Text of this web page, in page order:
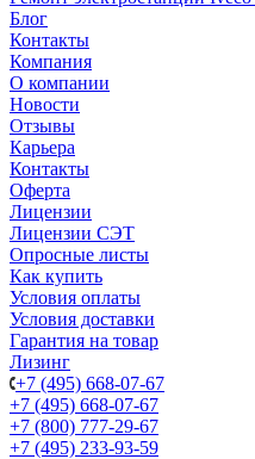
Блог
Контакты
Компания
О компании
Новости
Отзывы
Карьера
Контакты
Оферта
Лицензии
Лицензии СЭТ
Опросные листы
Как купить
Условия оплаты
Условия доставки
Гарантия на товар
Лизинг
+7 (495) 668-07-67
+7 (495) 668-07-67
+7 (800) 777-29-67
+7 (495) 233-93-59